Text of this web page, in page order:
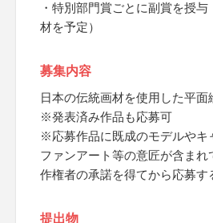
・特別部門賞ごとに副賞を授
材を予定）
募集内容
日本の伝統画材を使用した平面
※発表済み作品も応募可
※応募作品に既成のモデルやキ
ファンアート等の意匠が含ま
作権者の承諾を得てから応募す
提出物